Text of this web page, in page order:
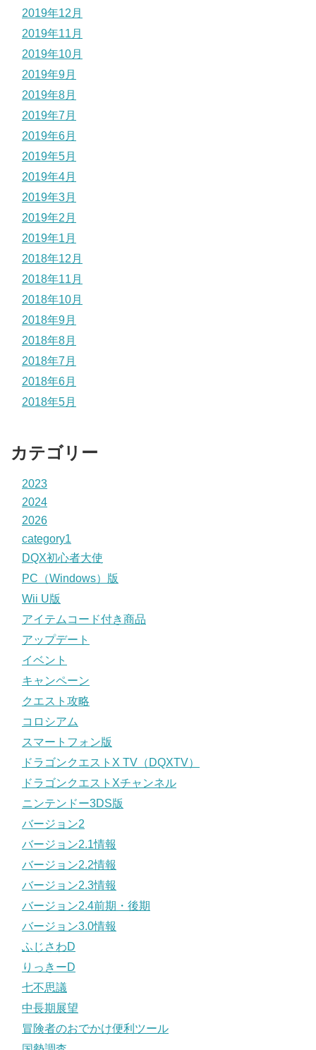
2019年12月
2019年11月
2019年10月
2019年9月
2019年8月
2019年7月
2019年6月
2019年5月
2019年4月
2019年3月
2019年2月
2019年1月
2018年12月
2018年11月
2018年10月
2018年9月
2018年8月
2018年7月
2018年6月
2018年5月
カテゴリー
2023
2024
2026
category1
DQX初心者大使
PC（Windows）版
Wii U版
アイテムコード付き商品
アップデート
イベント
キャンペーン
クエスト攻略
コロシアム
スマートフォン版
ドラゴンクエストX TV（DQXTV）
ドラゴンクエストXチャンネル
ニンテンドー3DS版
バージョン2
バージョン2.1情報
バージョン2.2情報
バージョン2.3情報
バージョン2.4前期・後期
バージョン3.0情報
ふじさわD
りっきーD
七不思議
中長期展望
冒険者のおでかけ便利ツール